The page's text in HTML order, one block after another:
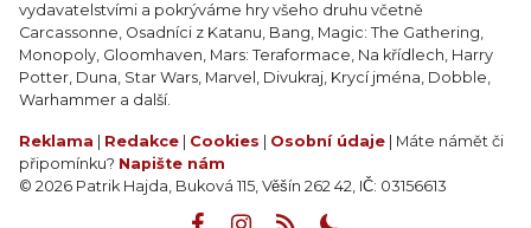
vydavatelstvími a pokrýváme hry všeho druhu včetně
Carcassonne, Osadníci z Katanu, Bang, Magic: The Gathering,
Monopoly, Gloomhaven, Mars: Teraformace, Na křídlech, Harry
Potter, Duna, Star Wars, Marvel, Divukraj, Krycí jména, Dobble,
Warhammer a další.
Reklama Redakce Cookies Osobní údaje | Máte námět či
připomínku? Napište nám
© 2026 Patrik Hajda, Buková 115, Věšín 262 42, IČ: 03156613